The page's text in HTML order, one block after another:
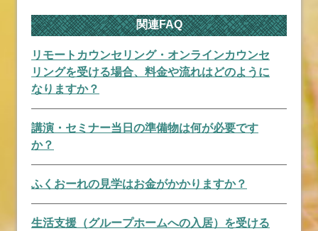
関連FAQ
リモートカウンセリング・オンラインカウンセ
リングを受ける場合、料金や流れはどのように
なりますか？
講演・セミナー当日の準備物は何が必要です
か？
ふくおーれの見学はお金がかかりますか？
生活支援（グループホームへの入居）を受ける